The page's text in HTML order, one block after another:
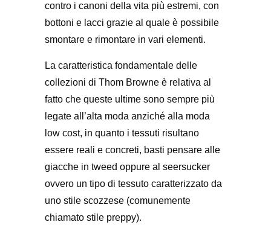
contro i canoni della vita più estremi, con
bottoni e lacci grazie al quale è possibile
smontare e rimontare in vari elementi.
La caratteristica fondamentale delle
collezioni di Thom Browne è relativa al
fatto che queste ultime sono sempre più
legate all’alta moda anziché alla moda
low cost, in quanto i tessuti risultano
essere reali e concreti, basti pensare alle
giacche in tweed oppure al seersucker
ovvero un tipo di tessuto caratterizzato da
uno stile scozzese (comunemente
chiamato stile preppy).